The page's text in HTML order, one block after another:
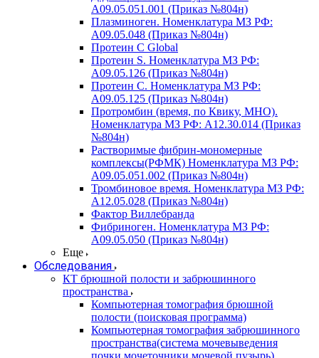
A09.05.051.001 (Приказ №804н)
Плазминоген. Номенклатура МЗ РФ:
A09.05.048 (Приказ №804н)
Протеин C Global
Протеин S. Номенклатура МЗ РФ:
A09.05.126 (Приказ №804н)
Протеин С. Номенклатура МЗ РФ:
A09.05.125 (Приказ №804н)
Протромбин (время, по Квику, МНО).
Номенклатура МЗ РФ: A12.30.014 (Приказ
№804н)
Растворимые фибрин-мономерные
комплексы(РФМК) Номенклатура МЗ РФ:
A09.05.051.002 (Приказ №804н)
Тромбиновое время. Номенклатура МЗ РФ:
A12.05.028 (Приказ №804н)
Фактор Виллебранда
Фибриноген. Номенклатура МЗ РФ:
A09.05.050 (Приказ №804н)
Еще
Обследования
КТ брюшной полости и забрюшинного
пространства
Компьютерная томография брюшной
полости (поисковая программа)
Компьютерная томография забрюшинного
пространства(система мочевыведения
почки,мочеточники,мочевой пузырь)